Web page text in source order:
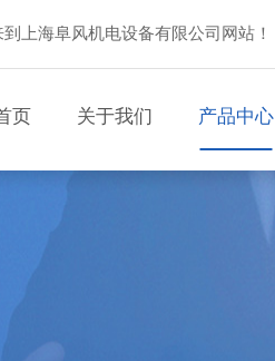
上海阜风机电设备有限公司网站！
页 关于我们 产品中心